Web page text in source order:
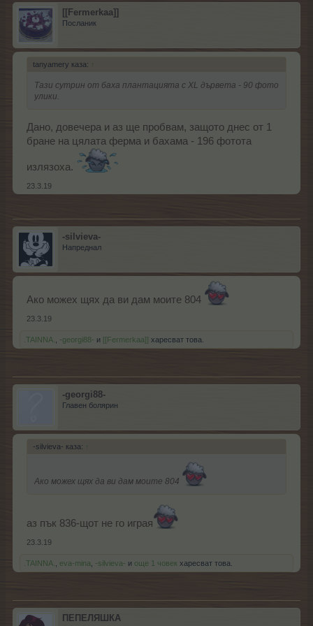
[[Fermerkaa]]
Посланик
tanyamery каза: ↑
Тази сутрин от баха плантацията с ХL дървета - 90 фото
улики.
Дано, довечера и аз ще пробвам, защото днес от 1
бране на цялата ферма и бахама - 196 фотота
излязоха.
23.3.19
-silvieva-
Напреднал
Ако можех щях да ви дам моите 804
23.3.19
.TAINNA. -georgi88- и [[Fermerkaa]] харесват това.
-georgi88-
Главен болярин
-silvieva- каза: ↑
Ако можех щях да ви дам моите 804
аз пък 836-щот не го играя
23.3.19
.TAINNA. eva-mina -silvieva- и още 1 човек харесват това.
ПЕПЕЛЯШКА